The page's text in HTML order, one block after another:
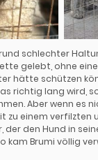
schlechter
gelebt, ohne
hätte schützen
richtig lang wird,
Aber wenn es
zu einem verfilzten
der den Hund in
kam Brumi völlig